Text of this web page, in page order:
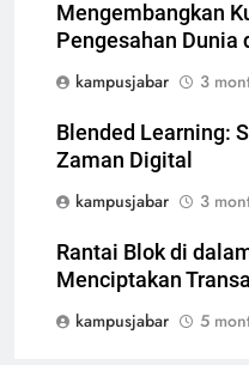
Mengembangkan
Pengesahan
kampusjabar
3
Blended Learning:
Zaman Digital
kampusjabar
3
Rantai Blok di
Menciptakan
kampusjabar
5